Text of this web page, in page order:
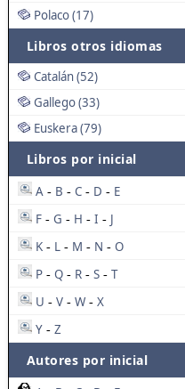
Polaco (17)
Libros otros idiomas
Catalán (52)
Gallego (33)
Euskera (79)
Libros por inicial
A - B - C - D - E
F - G - H - I - J
K - L - M - N - O
P - Q - R - S - T
U - V - W - X
Y - Z
Autores por inicial